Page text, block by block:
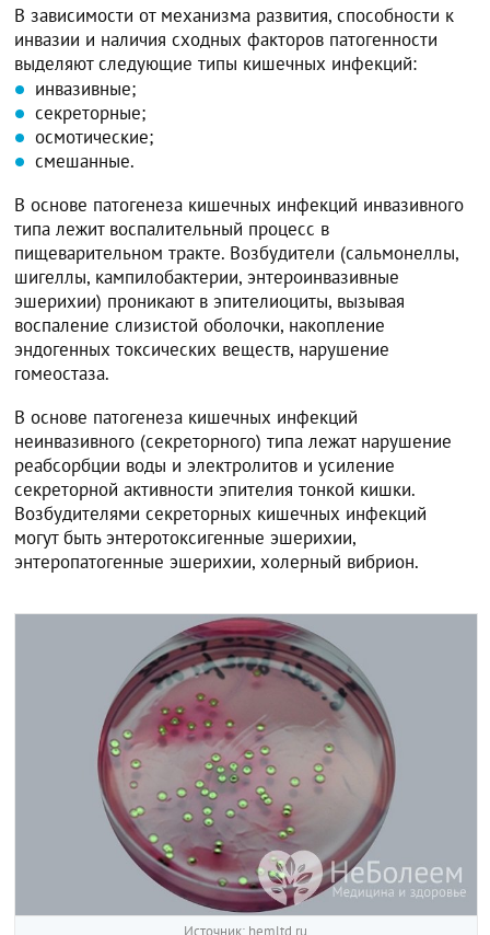
В зависимости от механизма развития, способности к
инвазии и наличия сходных факторов патогенности
выделяют следующие типы кишечных инфекций:
инвазивные;
секреторные;
осмотические;
смешанные.
В основе патогенеза кишечных инфекций инвазивного
типа лежит воспалительный процесс в
пищеварительном тракте. Возбудители (сальмонеллы,
шигеллы, кампилобактерии, энтероинвазивные
эшерихии) проникают в эпителиоциты, вызывая
воспаление слизистой оболочки, накопление
эндогенных токсических веществ, нарушение
гомеостаза.
В основе патогенеза кишечных инфекций
неинвазивного (секреторного) типа лежат нарушение
реабсорбции воды и электролитов и усиление
секреторной активности эпителия тонкой кишки.
Возбудителями секреторных кишечных инфекций
могут быть энтеротоксигенные эшерихии,
энтеропатогенные эшерихии, холерный вибрион.
Источник: hemltd.ru